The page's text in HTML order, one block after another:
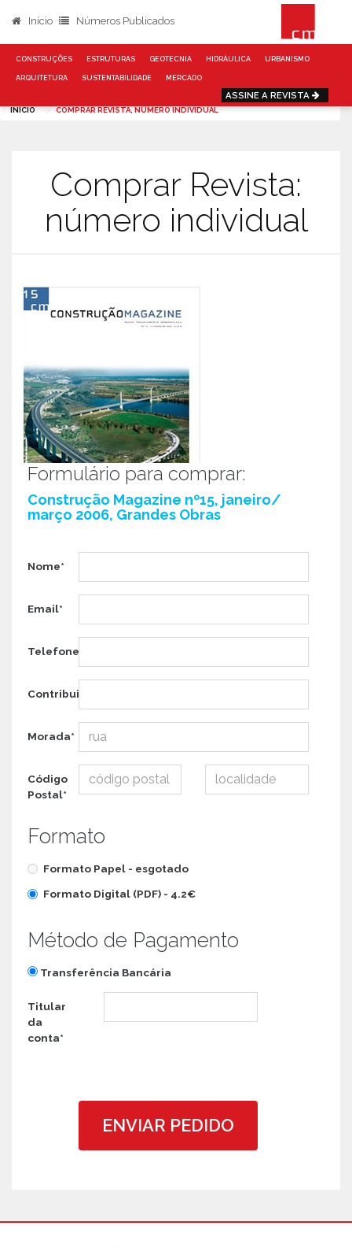
Início Números Publicados
CONSTRUÇÕES ESTRUTURAS GEOTECNIA HIDRÁULICA URBANISMO
ARQUITETURA SUSTENTABILIDADE MERCADO
ASSINE A REVISTA
INÍCIO COMPRAR REVISTA, NÚMERO INDIVIDUAL
Comprar Revista:
número individual
Formulário para comprar:
Construção Magazine nº15, janeiro/
março 2006, Grandes Obras
Nome*
Email*
Telefone*
Contribuinte*
Morada*
Código
Postal*
Formato
Formato Papel - esgotado
Formato Digital (PDF) - 4.2€
Método de Pagamento
Transferência Bancária
Titular
da
conta*
ENVIAR PEDIDO